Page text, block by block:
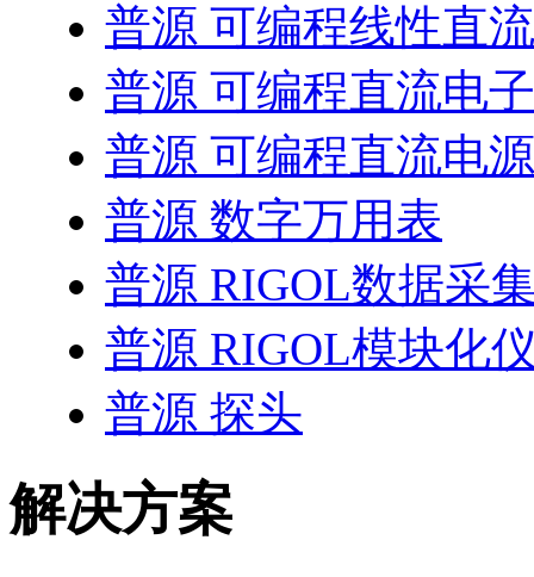
普源 可编程线性直
普源 可编程直流电
普源 可编程直流电源
普源 数字万用表
普源 RIGOL数据采
普源 RIGOL模块化
普源 探头
解决方案